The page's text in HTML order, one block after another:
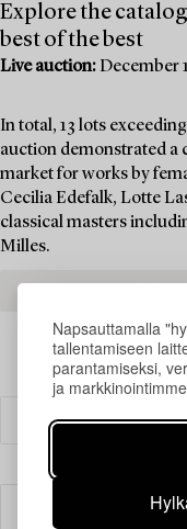
Napsauttamalla
tallentamiseen
parantamiseksi,
ja
Explore the
best of the best
Live auction: December
In total, 13 lots
auction demonstrated a
market for works by
Cecilia Edefalk, Lotte
classical masters
Milles.